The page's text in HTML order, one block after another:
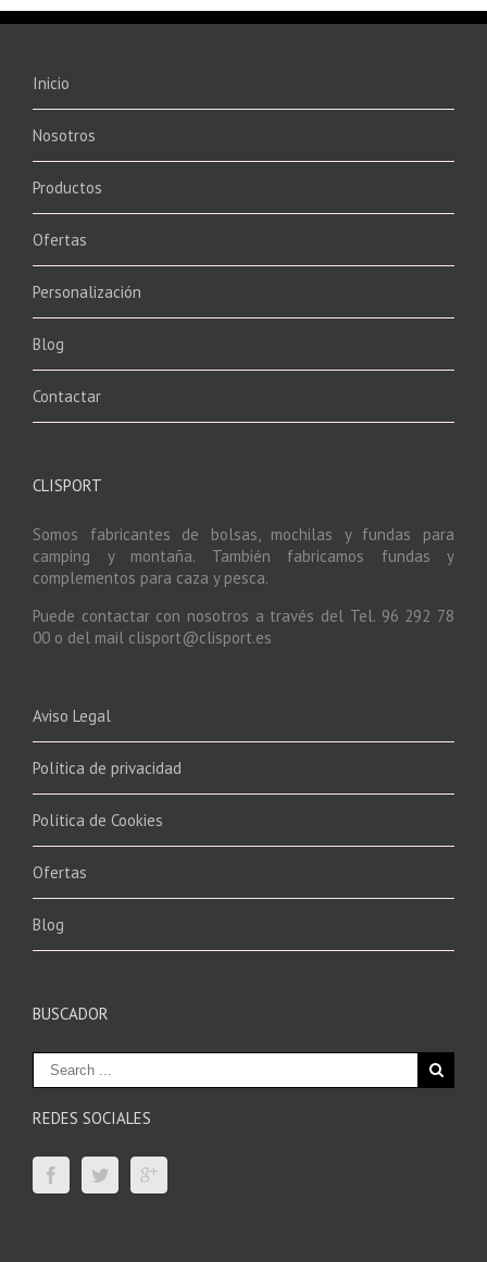
Inicio
Nosotros
Productos
Ofertas
Personalización
Blog
Contactar
CLISPORT
Somos fabricantes de bolsas, mochilas y fundas para
camping y montaña. También fabricamos fundas y
complementos para caza y pesca.
Puede contactar con nosotros a través del Tel. 96 292 78
00 o del mail clisport@clisport.es
Aviso Legal
Política de privacidad
Política de Cookies
Ofertas
Blog
BUSCADOR
REDES SOCIALES